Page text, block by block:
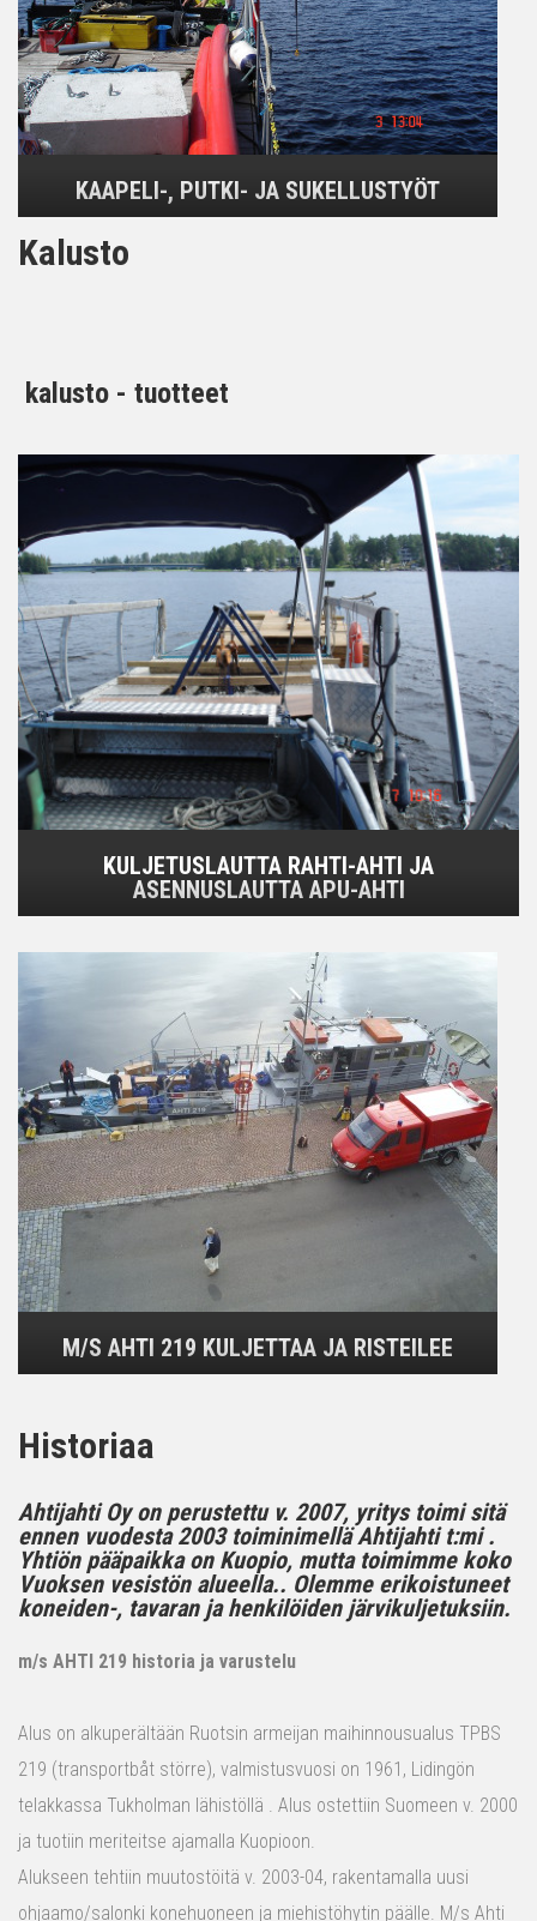
KAAPELI-, PUTKI- JA SUKELLUSTYÖT
Kalusto
kalusto - tuotteet
KULJETUSLAUTTA RAHTI-AHTI JA
ASENNUSLAUTTA APU-AHTI
M/S AHTI 219 KULJETTAA JA RISTEILEE
Historiaa
Ahtijahti Oy on perustettu v. 2007, yritys toimi sitä
ennen vuodesta 2003 toiminimellä Ahtijahti t:mi .
Yhtiön pääpaikka on Kuopio, mutta toimimme koko
Vuoksen vesistön alueella.. Olemme erikoistuneet
koneiden-, tavaran ja henkilöiden järvikuljetuksiin.
m/s AHTI 219 historia ja varustelu
Alus on alkuperältään Ruotsin armeijan maihinnousualus TPBS
219 (transportbåt större), valmistusvuosi on 1961, Lidingön
telakkassa Tukholman lähistöllä . Alus ostettiin Suomeen v. 2000
ja tuotiin meriteitse ajamalla Kuopioon.
Alukseen tehtiin muutostöitä v. 2003-04, rakentamalla uusi
ohjaamo/salonki konehuoneen ja miehistöhytin päälle. M/s Ahti